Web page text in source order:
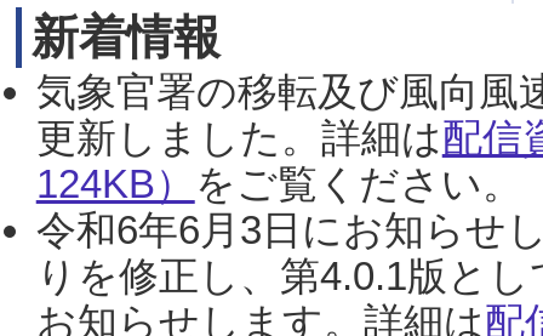
新着情報
気象官署の移転及び風向風
更新しました。詳細は配信
124KB） をご覧ください。
令和6年6月3日にお知らせ
りを修正し、第4.0.1版と
お知らせします。詳細は配